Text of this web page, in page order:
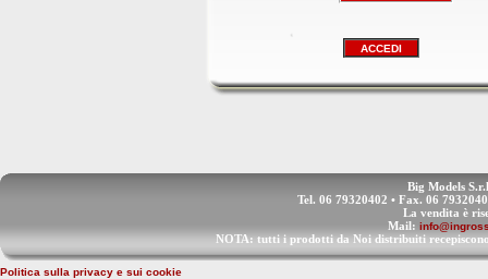
Big Models
Tel. 06 79320402 • Fax. 06
La vendita è
Mail:
NOTA: tutti i prodotti da Noi distribuiti
Politica sulla privacy e sui cookie